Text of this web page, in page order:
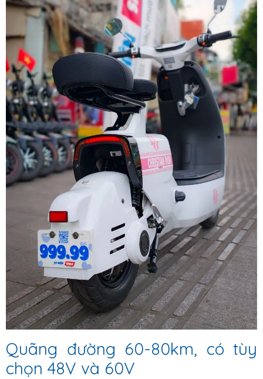
Quãng đường 60-80km, có tùy
chọn 48V và 60V